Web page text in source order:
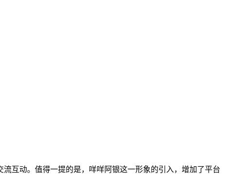
互动。值得一提的是，咩咩阿银这一形象的引入，增加了平台